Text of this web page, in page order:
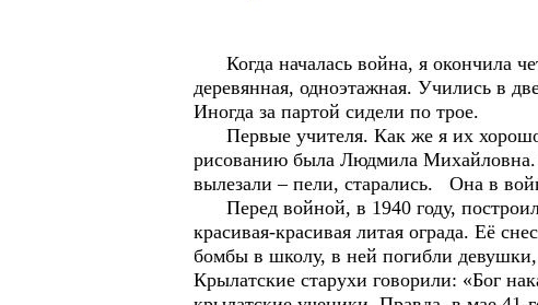
Когда началась война, я окончила
деревянная, одноэтажная. Учились в
Иногда за партой сидели по трое.
Первые учителя. Как же я их хорошо
рисованию была Людмила Михайловна.
вылезали – пели, старались. Она в
Перед войной, в 1940 году,
красивая-красивая литая ограда. Её
бомбы в школу, в ней погибли
Крылатские старухи говорили: «Бог